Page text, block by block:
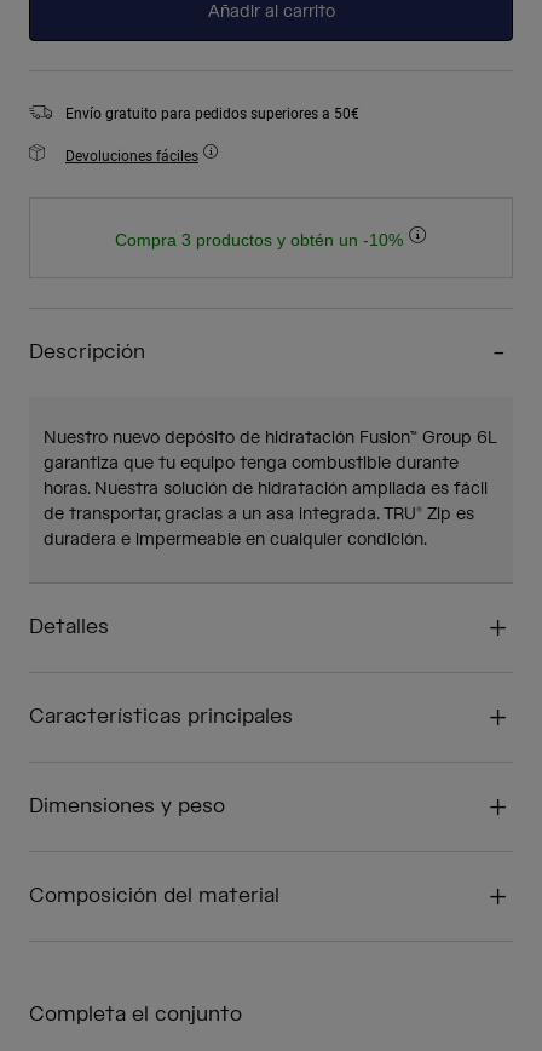
Añadir al carrito
Envío gratuito para pedidos superiores a 50€
Devoluciones fáciles
Compra 3 productos y obtén un -10%
Descripción
Nuestro nuevo depósito de hidratación Fusion™ Group 6L
garantiza que tu equipo tenga combustible durante
horas. Nuestra solución de hidratación ampliada es fácil
de transportar, gracias a un asa integrada. TRU® Zip es
duradera e impermeable en cualquier condición.
Detalles
Características principales
Dimensiones y peso
Composición del material
Completa el conjunto